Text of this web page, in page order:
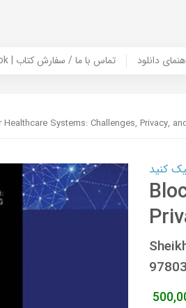
Contact Us / Order Book | تماس با ما / سفارش کتاب دانلود
Systems: Challenges, Privacy,